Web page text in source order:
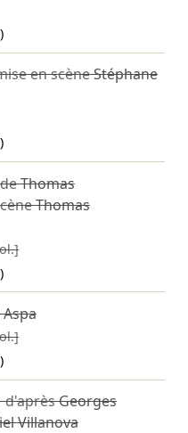
en scèneStéphane
Thomas
Thomas
d'aprèsGeorges
Villanova